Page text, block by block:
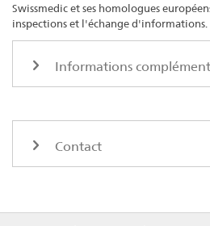
Swissmedic et ses homologues
inspections et l'échange d'informations.
Informations
Contact